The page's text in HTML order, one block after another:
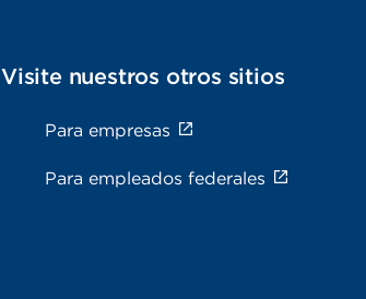
Visite nuestros otros sitios
Para empresas
Para empleados federales